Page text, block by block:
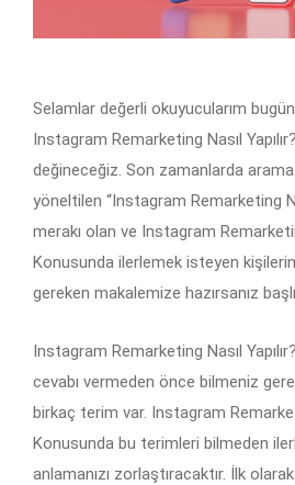
Selamlar değerli okuyucularım
Instagram Remarketing Nasıl
değineceğiz. Son zamanlarda arama
yöneltilen “Instagram Remarketing
merakı olan ve Instagram
Konusunda ilerlemek isteyen
gereken makalemize hazırsanız
Instagram Remarketing Nasıl
cevabı vermeden önce bilmeniz
birkaç terim var. Instagram
Konusunda bu terimleri bilmeden
anlamanızı zorlaştıracaktır. İlk